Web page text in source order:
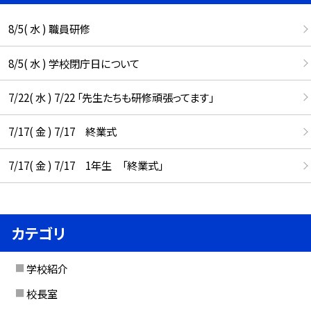
8/5( 水 ) 職員研修
8/5( 水 ) 学校閉庁日について
7/22( 水 ) 7/22 「先生たちも研修頑張ってます」
7/17( 金 ) 7/17 終業式
7/17( 金 ) 7/17 1年生 「終業式」
カテゴリ
学校紹介
校長室